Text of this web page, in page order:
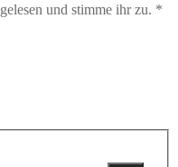
gelesen und stimme ihr zu. *